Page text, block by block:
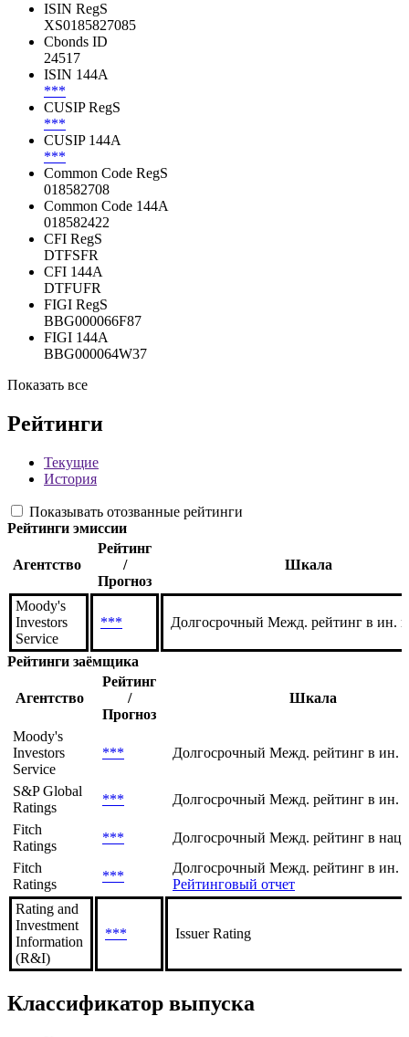
ISIN RegS
XS0185827085
Cbonds ID
24517
ISIN 144A
***
CUSIP RegS
***
CUSIP 144A
***
Common Code RegS
018582708
Common Code 144A
018582422
CFI RegS
DTFSFR
CFI 144A
DTFUFR
FIGI RegS
BBG000066F87
FIGI 144A
BBG000064W37
Показать все
Рейтинги
Текущие
История
Показывать отозванные рейтинги
Рейтинги эмиссии
Агентство
Рейтинг
/
Прогноз
Шкала
Moody's
Investors
Service
*** Долгосрочный Межд. рейтинг в ин.
Рейтинги заёмщика
Агентство
Рейтинг
/
Прогноз
Шкала
Moody's
Investors
Service
*** Долгосрочный Межд. рейтинг в ин.
S&P Global
Ratings
***
Долгосрочный Межд. рейтинг в ин.
Fitch
Ratings
***
Долгосрочный Межд. рейтинг в нац.
Fitch
Ratings
***
Долгосрочный Межд. рейтинг в ин.
Рейтинговый отчет
Rating and
Investment
Information
(R&I)
*** Issuer Rating
Классификатор выпуска